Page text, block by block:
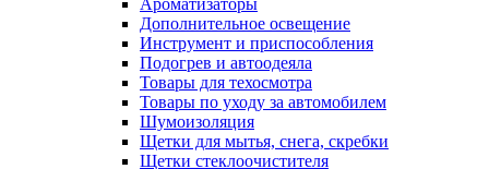
Ароматизаторы
Дополнительное освещение
Инструмент и приспособления
Подогрев и автоодеяла
Товары для техосмотра
Товары по уходу за автомобилем
Шумоизоляция
Щетки для мытья, снега, скребки
Щетки стеклоочистителя